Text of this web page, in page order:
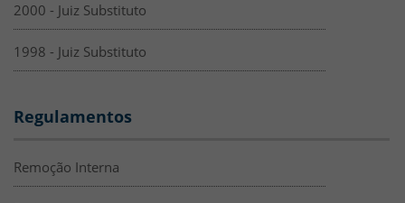
2000 - Juiz Substituto
1998 - Juiz Substituto
Regulamentos
Remoção Interna